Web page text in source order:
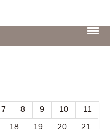
7 8 9 10
11
18 19 20
21